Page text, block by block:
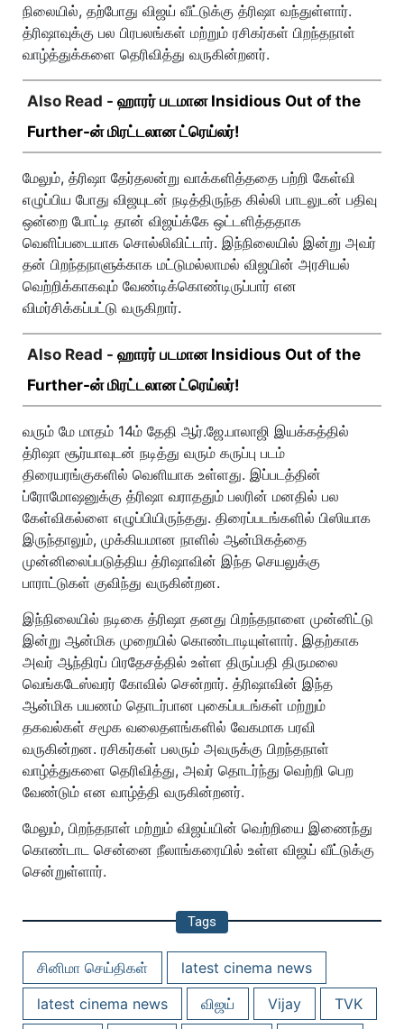
நிலையில், தற்போது விஜய் வீட்டுக்கு த்ரிஷா வந்துள்ளார்.
த்ரிஷாவுக்கு பல பிரபலங்கள் மற்றும் ரசிகர்கள் பிறந்தநாள்
வாழ்த்துக்களை தெரிவித்து வருகின்றனர்.
Also Read - ஹாரர் படமான Insidious Out of the
Further-ன் மிரட்டலான ட்ரெய்லர்!
மேலும், த்ரிஷா தேர்தலன்று வாக்களித்ததை பற்றி கேள்வி
எழுப்பிய போது விஜயுடன் நடித்திருந்த கில்லி பாடலுடன் பதிவு
ஒன்றை போட்டி தான் விஜய்க்கே ஒட்டளித்ததாக
வெளிப்படையாக சொல்லிவிட்டார். இந்நிலையில் இன்று அவர்
தன் பிறந்தநாளுக்காக மட்டுமல்லாமல் விஜயின் அரசியல்
வெற்றிக்காகவும் வேண்டிக்கொண்டிருப்பார் என
விமர்சிக்கப்பட்டு வருகிறார்.
Also Read - ஹாரர் படமான Insidious Out of the
Further-ன் மிரட்டலான ட்ரெய்லர்!
வரும் மே மாதம் 14ம் தேதி ஆர்.ஜே.பாலாஜி இயக்கத்தில்
த்ரிஷா சூர்யாவுடன் நடித்து வரும் கருப்பு படம்
திரையரங்குகளில் வெளியாக உள்ளது. இப்படத்தின்
ப்ரோமோஷனுக்கு த்ரிஷா வராததும் பலரின் மனதில் பல
கேள்விகல்ளை எழுப்பியிருந்தது. திரைப்படங்களில் பிஸியாக
இருந்தாலும், முக்கியமான நாளில் ஆன்மிகத்தை
முன்னிலைப்படுத்திய த்ரிஷாவின் இந்த செயலுக்கு
பாராட்டுகள் குவிந்து வருகின்றன.
இந்நிலையில் நடிகை த்ரிஷா தனது பிறந்தநாளை முன்னிட்டு
இன்று ஆன்மிக முறையில் கொண்டாடியுள்ளார். இதற்காக
அவர் ஆந்திரப் பிரதேசத்தில் உள்ள திருப்பதி திருமலை
வெங்கடேஸ்வரர் கோவில் சென்றார். த்ரிஷாவின் இந்த
ஆன்மிக பயணம் தொடர்பான புகைப்படங்கள் மற்றும்
தகவல்கள் சமூக வலைதளங்களில் வேகமாக பரவி
வருகின்றன. ரசிகர்கள் பலரும் அவருக்கு பிறந்தநாள்
வாழ்த்துகளை தெரிவித்து, அவர் தொடர்ந்து வெற்றி பெற
வேண்டும் என வாழ்த்தி வருகின்றனர்.
மேலும், பிறந்தநாள் மற்றும் விஜய்யின் வெற்றியை இணைந்து
கொண்டாட சென்னை நீலாங்கரையில் உள்ள விஜய் வீட்டுக்கு
சென்றுள்ளார்.
Tags
சினிமா செய்திகள்
latest cinema news
latest cinema news
விஜய் Vijay
TVK